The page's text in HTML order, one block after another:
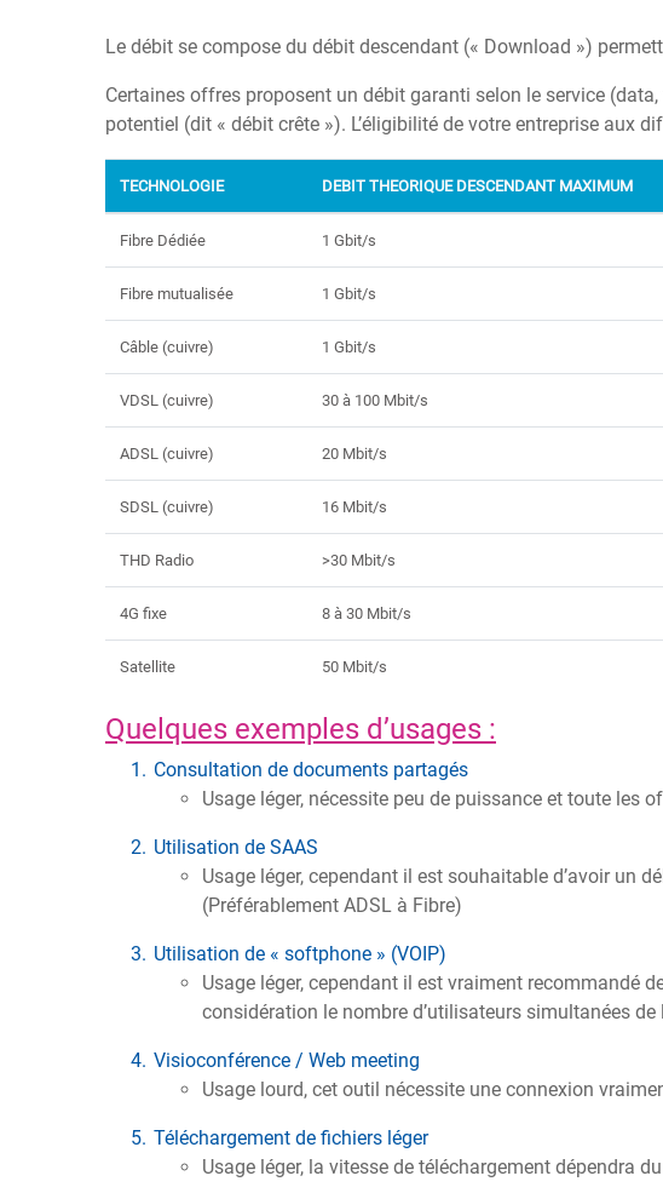
Le débit se compose du débit descendant (« Download »)
Certaines offres proposent un débit garanti selon le service
potentiel (dit « débit crête »). L’éligibilité de votre entreprise aux
TECHNOLOGIE DEBIT THEORIQUE DESCENDANT MAXIMUM
Fibre Dédiée 1 Gbit/s
Fibre mutualisée 1 Gbit/s
Câble (cuivre) 1 Gbit/s
VDSL (cuivre) 30 à 100 Mbit/s
ADSL (cuivre) 20 Mbit/s
SDSL (cuivre) 16 Mbit/s
THD Radio >30 Mbit/s
4G fixe 8 à 30 Mbit/s
Satellite 50 Mbit/s
Quelques exemples d’usages :
Consultation de documents partagés
Usage léger, nécessite peu de puissance et toute les
Utilisation de SAAS
Usage léger, cependant il est souhaitable d’avoir un
(Préférablement ADSL à Fibre)
Utilisation de « softphone » (VOIP)
Usage léger, cependant il est vraiment recommandé
considération le nombre d’utilisateurs simultanées
Visioconférence / Web meeting
Usage lourd, cet outil nécessite une connexion
Téléchargement de fichiers léger
Usage léger, la vitesse de téléchargement dépendra